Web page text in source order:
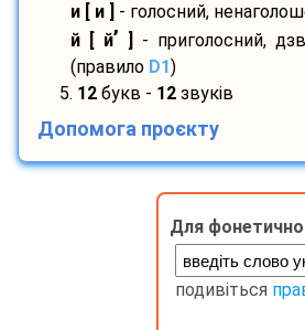
и [ и ]
- голосний,
й [ й’
- приголосний,
(правило D1)
5. 12букв - 12звуків
Допомога проєкту
Для
подивіться